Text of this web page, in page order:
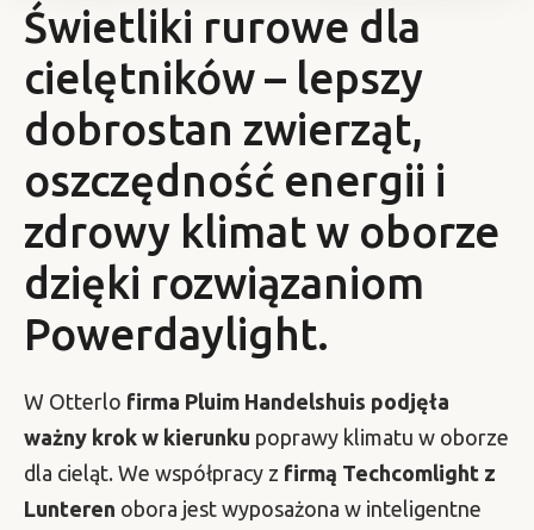
Świetliki rurowe dla
cielętników – lepszy
dobrostan zwierząt,
oszczędność energii i
zdrowy klimat w oborze
dzięki rozwiązaniom
Powerdaylight.
W Otterlo firma Pluim Handelshuis podjęła
ważny krok w kierunku poprawy klimatu w oborze
dla cieląt. We współpracy z firmą Techcomlight z
Lunteren obora jest wyposażona w inteligentne